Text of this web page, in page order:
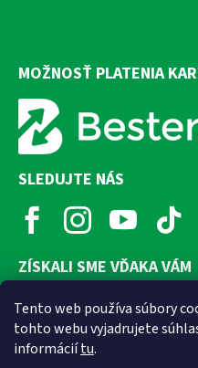
Tento web používa súbory
tohto webu vyjadrujete
informáciítu.
MOŽNOSŤ PLATENIA
SLEDUJTE NÁS
ZÍSKALI SME VĎAKA VÁM